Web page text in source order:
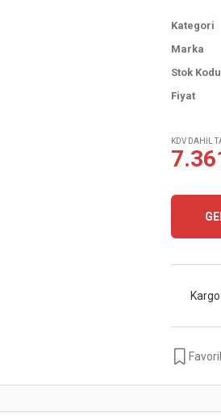
Kategori
Marka
Stok Kodu
Fiyat
KDV DAHİL